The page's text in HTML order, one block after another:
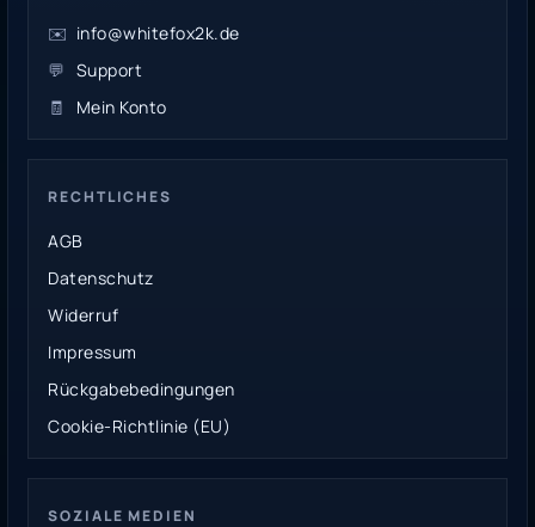
✉️ info@whitefox2k.de
💬 Support
🧾
Mein Konto
RECHTLICHES
AGB
Datenschutz
Widerruf
Impressum
Rückgabebedingungen
Cookie-Richtlinie (EU)
SOZIALE MEDIEN